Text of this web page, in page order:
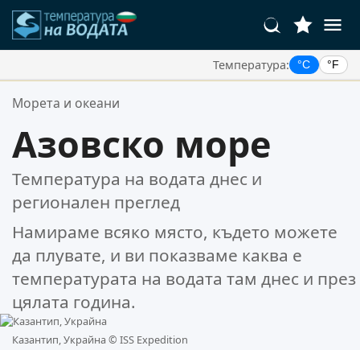
Температура: °C °F
Вашите Любими Местоположения:
Морета и океани
Азовско море
Температура на водата днес и
регионален преглед
Намираме всяко място, където можете
да плувате, и ви показваме каква е
температурата на водата там днес и през
цялата година.
Казантип, Украйна © ISS Expedition